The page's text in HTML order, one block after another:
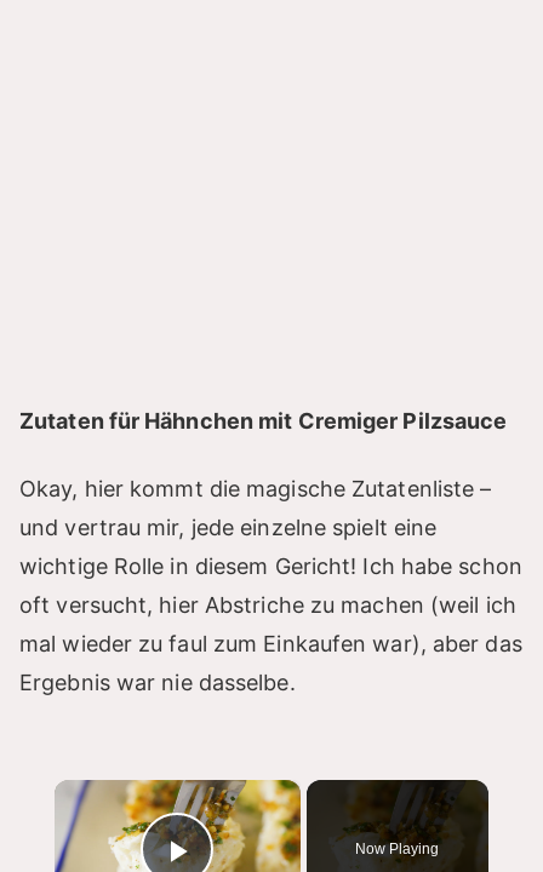
Zutaten für Hähnchen mit Cremiger Pilzsauce
Okay, hier kommt die magische Zutatenliste –
und vertrau mir, jede einzelne spielt eine
wichtige Rolle in diesem Gericht! Ich habe schon
oft versucht, hier Abstriche zu machen (weil ich
mal wieder zu faul zum Einkaufen war), aber das
Ergebnis war nie dasselbe.
×
Now Playing